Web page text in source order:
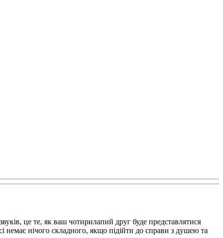
це те, як ваш чотирилапий друг буде представлятися
немає нічого складного, якщо підійти до справи з душею та